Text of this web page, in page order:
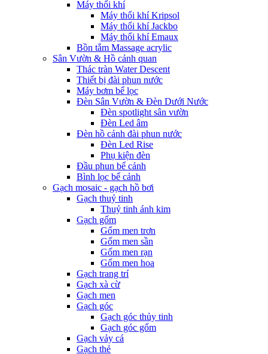
Máy thổi khí
Máy thổi khí Kripsol
Máy thổi khí Jackbo
Máy thổi khí Emaux
Bồn tắm Massage acrylic
Sân Vườn & Hồ cảnh quan
Thác tràn Water Descent
Thiết bị đài phun nước
Máy bơm bể lọc
Đèn Sân Vườn & Đèn Dưới Nước
Đèn spotlight sân vườn
Đèn Led âm
Đèn hồ cảnh đài phun nước
Đèn Led Rise
Phụ kiện đèn
Đầu phun bể cảnh
Bình lọc bể cảnh
Gạch mosaic - gạch hồ bơi
Gạch thuỷ tinh
Thuỷ tinh ánh kim
Gạch gốm
Gốm men trơn
Gốm men sần
Gốm men rạn
Gốm men hoa
Gạch trang trí
Gạch xà cừ
Gạch men
Gạch góc
Gạch góc thủy tinh
Gạch góc gốm
Gạch vảy cá
Gạch thẻ